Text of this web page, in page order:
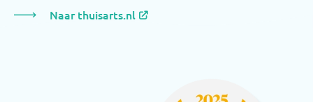
Naar thuisarts.nl